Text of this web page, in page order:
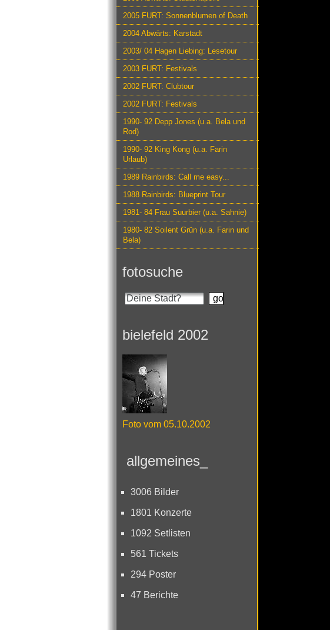
2005 FURT: Sonnenblumen of Death
2004 Abwärts: Karstadt
2003/ 04 Hagen Liebing: Lesetour
2003 FURT: Festivals
2002 FURT: Clubtour
2002 FURT: Festivals
1990- 92 Depp Jones (u.a. Bela und
Rod)
1990- 92 King Kong (u.a. Farin
Urlaub)
1989 Rainbirds: Call me easy...
1988 Rainbirds: Blueprint Tour
1981- 84 Frau Suurbier (u.a. Sahnie)
1980- 82 Soilent Grün (u.a. Farin und
Bela)
fotosuche
bielefeld 2002
Foto vom 05.10.2002
allgemeines_
3006 Bilder
1801 Konzerte
1092 Setlisten
561 Tickets
294 Poster
47 Berichte